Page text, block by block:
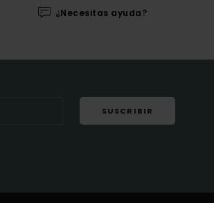
¿Necesitas ayuda?
SUSCRIBIR